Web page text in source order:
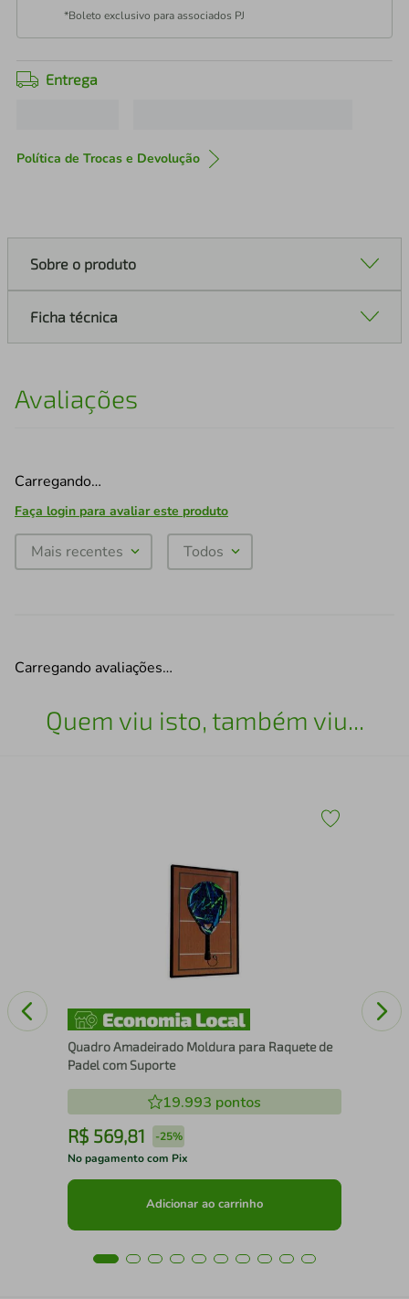
*Boleto exclusivo para associados PJ
Entrega
Política de Trocas e Devolução
Sobre o produto
Ficha técnica
Avaliações
Carregando…
Faça login para avaliar este produto
Mais recentes Todos
Carregando avaliações…
Quem viu isto, também viu...
Quadro Amadeirado Moldura para Raquete de
Padel com Suporte
19.993 pontos
R$ 569,81 -25%
No pagamento com Pix
Adicionar ao carrinho